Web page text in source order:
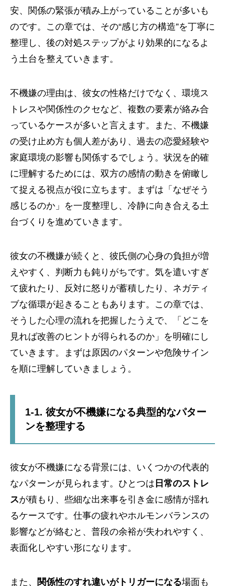
安、関係の緊張が積み上がっていることが多いも
のです。この章では、その“感じ方の構造”を丁寧に
整理し、後の対処ステップがより効果的になるよ
う土台を整えていきます。
不機嫌の理由は、彼女の性格だけでなく、環境ス
トレスや関係性のクセなど、複数の要素が絡み合
っているケースが多いと言えます。また、不機嫌
の受け止め方も個人差があり、過去の恋愛経験や
家庭環境の影響も関係するでしょう。状況を的確
に理解するためには、双方の感情の動きを俯瞰し
て捉える視点が役に立ちます。まずは「なぜそう
感じるのか」を一度整理し、冷静に向き合える土
台づくりを進めていきます。
彼女の不機嫌が続くと、彼氏側の心身の負担が増
えやすく、判断力も鈍りがちです。気を遣いすぎ
て疲れたり、反対に怒りが蓄積したり、ネガティ
ブな循環が起きることもあります。この章では、
そうした心理の流れを把握したうえで、「どこを
見れば改善のヒントが得られるのか」を明確にし
ていきます。まずは原因のパターンや危険サイン
を順に理解していきましょう。
1-1. 彼女が不機嫌になる典型的なパター
ンを整理する
彼女が不機嫌になる背景には、いくつかの代表的
なパターンが見られます。ひとつは 日常のストレ
スが積もり、些細な出来事を引き金に感情が揺れ
るケースです。仕事の疲れやホルモンバランスの
影響などが絡むと、普段の余裕が失われやすく、
表面化しやすい形になります。
また、 関係性のすれ違いがトリガーになる場面も